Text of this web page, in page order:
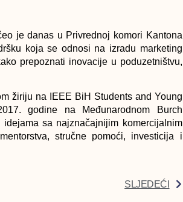
je danas u Privrednoj komori Kantona
koja se odnosi na izradu marketing
prepoznati inovacije u poduzetništvu,
žiriju na IEEE BiH Students and Young
godine na Međunarodnom Burch
sa najznačajnijim komercijalnim
stručne pomoći, investicija i
SLJEDEĆI